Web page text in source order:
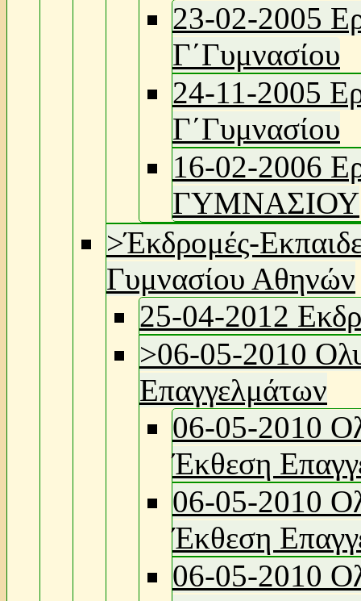
23-02-2005
Γ΄Γυμνασίου
24-11-2005
Γ΄Γυμνασίου
16-02-2006
ΓΥΜΝΑΣΙΟΥ
>Έκδρομές-
Γυμνασίου Αθηνών
25-04-2012
>06-05-2010
Επαγγελμάτων
06-05-2010
Έκθεση
06-05-2010
Έκθεση
06-05-2010